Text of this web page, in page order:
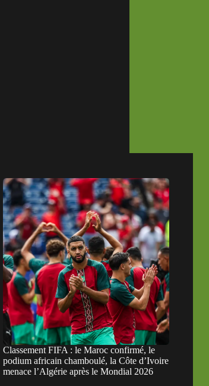
Classement FIFA : le Maroc confirmé, le
podium africain chamboulé, la Côte d’Ivoire
menace l’Algérie après le Mondial 2026